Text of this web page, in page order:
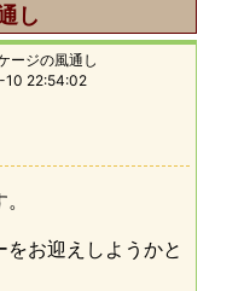
し
ージの風通し
22:54:02
お迎えしようかと